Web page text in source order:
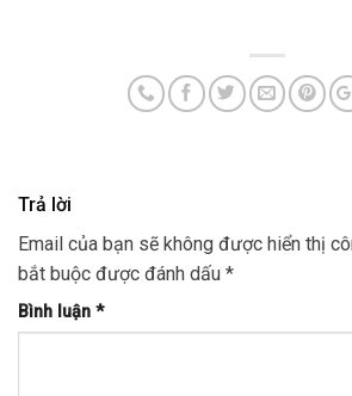
Trả lời
Email của bạn sẽ không được hiển thị
bắt buộc được đánh dấu *
Bình luận *